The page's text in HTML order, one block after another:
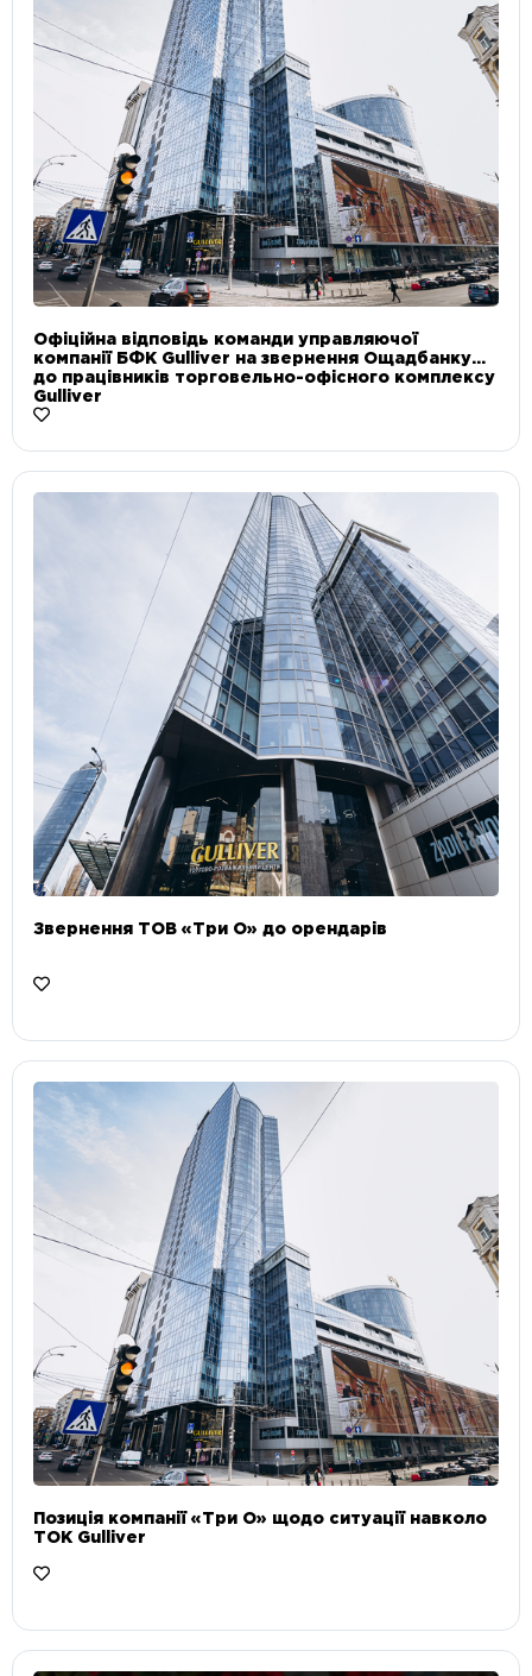
Офіційна відповідь команди управляючої
компанії БФК Gulliver на звернення Ощадбанку
до працівників торговельно-офісного комплексу
Gulliver
Звернення ТОВ «Три О» до орендарів
Позиція компанії «Три О» щодо ситуації навколо
ТОК Gulliver